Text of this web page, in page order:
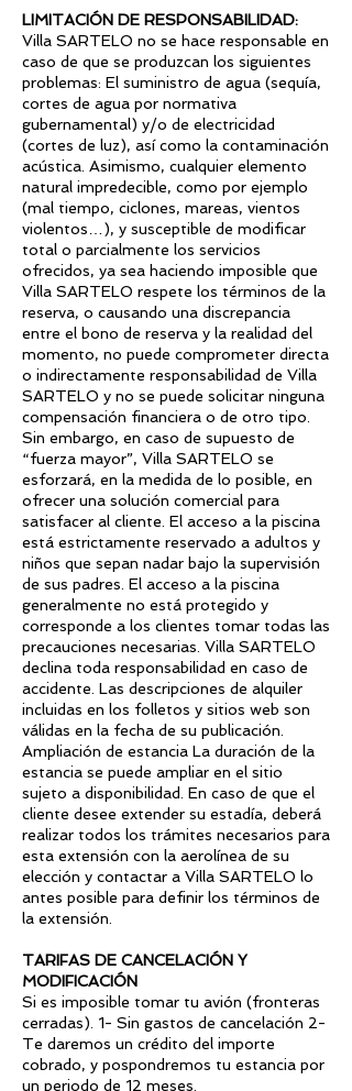
LIMITACIÓN DE RESPONSABILIDAD:
Villa SARTELO no se hace responsable en
caso de que se produzcan los siguientes
problemas: El suministro de agua (sequía,
cortes de agua por normativa
gubernamental) y/o de electricidad
(cortes de luz), así como la contaminación
acústica. Asimismo, cualquier elemento
natural impredecible, como por ejemplo
(mal tiempo, ciclones, mareas, vientos
violentos…), y susceptible de modificar
total o parcialmente los servicios
ofrecidos, ya sea haciendo imposible que
Villa SARTELO respete los términos de la
reserva, o causando una discrepancia
entre el bono de reserva y la realidad del
momento, no puede comprometer directa
o indirectamente responsabilidad de Villa
SARTELO y no se puede solicitar ninguna
compensación financiera o de otro tipo.
Sin embargo, en caso de supuesto de
“fuerza mayor”, Villa SARTELO se
esforzará, en la medida de lo posible, en
ofrecer una solución comercial para
satisfacer al cliente. El acceso a la piscina
está estrictamente reservado a adultos y
niños que sepan nadar bajo la supervisión
de sus padres. El acceso a la piscina
generalmente no está protegido y
corresponde a los clientes tomar todas las
precauciones necesarias. Villa SARTELO
declina toda responsabilidad en caso de
accidente. Las descripciones de alquiler
incluidas en los folletos y sitios web son
válidas en la fecha de su publicación.
Ampliación de estancia La duración de la
estancia se puede ampliar en el sitio
sujeto a disponibilidad. En caso de que el
cliente desee extender su estadía, deberá
realizar todos los trámites necesarios para
esta extensión con la aerolínea de su
elección y contactar a Villa SARTELO lo
antes posible para definir los términos de
la extensión.
TARIFAS DE CANCELACIÓN Y
MODIFICACIÓN
Si es imposible tomar tu avión (fronteras
cerradas). 1- Sin gastos de cancelación 2-
Te daremos un crédito del importe
cobrado, y pospondremos tu estancia por
un periodo de 12 meses.